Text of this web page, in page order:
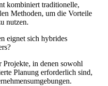
kombiniert traditionelle,
Methoden, um die Vorteile
nutzen.
eignet sich hybrides
Projekte, in denen sowohl
Planung erforderlich sind,